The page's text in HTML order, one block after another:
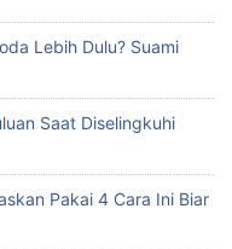
Lebih Dulu? Suami
Saat Diselingkuhi
Pakai 4 Cara Ini Biar